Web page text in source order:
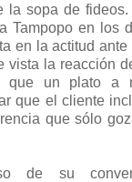
la sopa de
Tampopo en los
en la actitud
vista la reacción
que un plato a
que el cliente
que sólo
de su